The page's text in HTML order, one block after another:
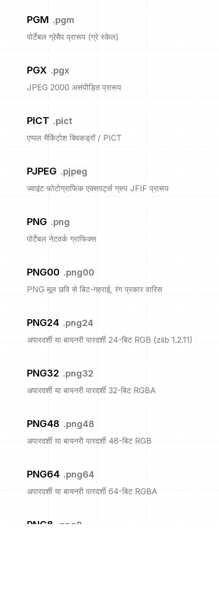
PGM .pgm
पोर्टेबल ग्रेमैप प्रारूप (ग्रे स्केल)
PGX .pgx
JPEG 2000 असंपीड़ित प्रारूप
PICT .pict
एप्पल मैकिंटोश क्विकड्रॉ / PICT
PJPEG .pjpeg
ज्वाइंट फोटोग्राफिक एक्सपर्ट्स ग्रुप JFIF प्रारूप
PNG .png
पोर्टेबल नेटवर्क ग्राफिक्स
PNG00 .png00
PNG मूल छवि से बिट-गहराई, रंग प्रकार वारिस
PNG24 .png24
अपारदर्शी या बायनरी पारदर्शी 24-बिट RGB (zlib 1.2.11)
PNG32 .png32
अपारदर्शी या बायनरी पारदर्शी 32-बिट RGBA
PNG48 .png48
अपारदर्शी या बायनरी पारदर्शी 48-बिट RGB
PNG64 .png64
अपारदर्शी या बायनरी पारदर्शी 64-बिट RGBA
PNG8 png8